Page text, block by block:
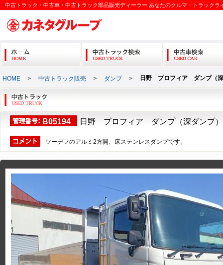
中古トラック・中古車・中古トラック部品販売ディーラー あなたのクルマ・トラックラ
HOME ＞ 中古トラック販売 ＞ ダンプ＞ 日野 プロフィア ダンプ（
B05194 日野 プロフィア ダンプ（深ダンプ）
ツーデフのアルミ2方開、床ステンレスダンプです。